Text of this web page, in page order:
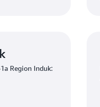
Region Induk: